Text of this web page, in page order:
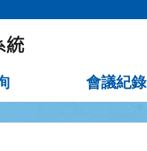
會議紀錄